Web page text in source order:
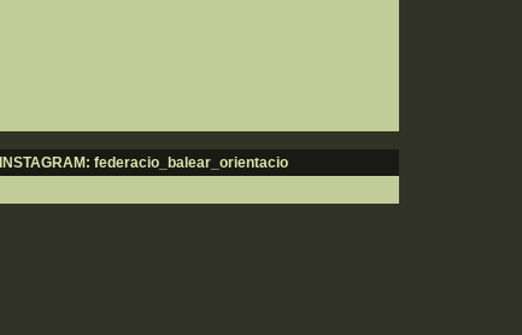
INSTAGRAM: federacio_balear_orientacio